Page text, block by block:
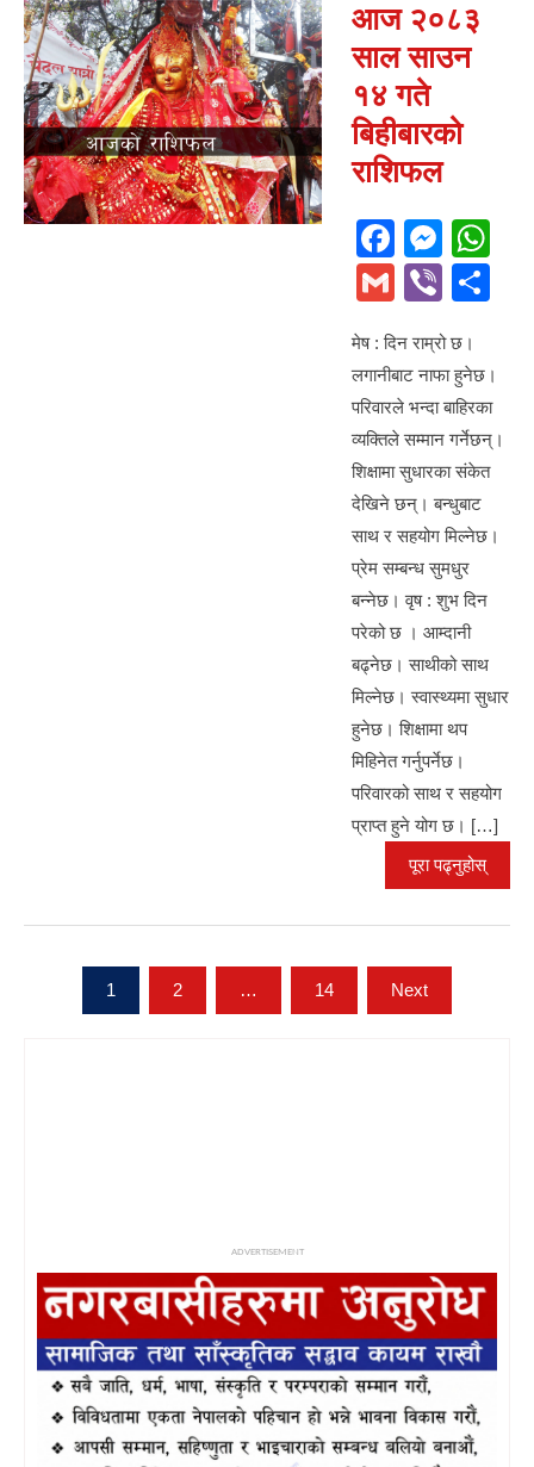
आज २०८३
साल साउन
१४ गते
बिहीबारको
राशिफल
F
a
c
e
b
o
o
k
M
e
ss
e
n
g
er
A
p
p
G
ail
Vi
er ar
e
मेष : दिन राम्रो छ।
लगानीबाट नाफा हुनेछ।
परिवारले भन्दा बाहिरका
व्यक्तिले सम्मान गर्नेछन्।
शिक्षामा सुधारका संकेत
देखिने छन्। बन्धुबाट
साथ र सहयोग मिल्नेछ।
प्रेम सम्बन्ध सुमधुर
बन्नेछ। वृष : शुभ दिन
परेको छ । आम्दानी
बढ्नेछ। साथीको साथ
मिल्नेछ। स्वास्थ्यमा सुधार
हुनेछ। शिक्षामा थप
मिहिनेत गर्नुपर्नेछ।
परिवारको साथ र सहयोग
प्राप्त हुने योग छ। […]
पूरा पढ्नुहोस्
pagination
1 2 … 14 Next
ADVERTISEMENT